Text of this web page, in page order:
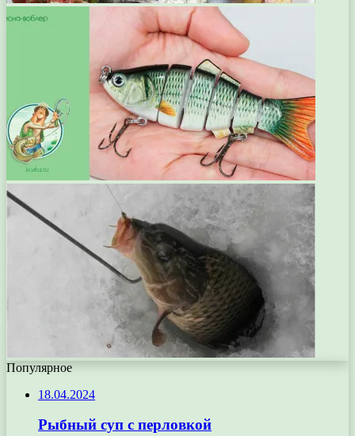
Популярное
18.04.2024
Рыбный суп с перловкой